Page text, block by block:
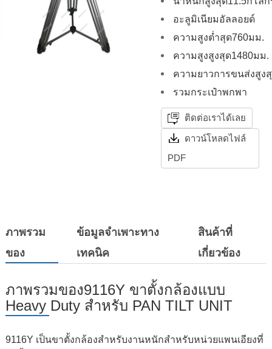
อะลูมิเนียมอัลลอยด์
ความสูงต่ำสุด760มม.
ความสูงสูงสุด1480มม.
ความยาวการขนส่งสูง
รวมกระเป๋าพกพา
ติดต่อเราได้เลย
ดาวน์โหลดไฟล์
PDF
ภาพรวม
ของ
ข้อมูลจำเพาะทาง
เทคนิค
สินค้าที่
เกี่ยวข้อง
ภาพรวมของ9116Y ขาตั้งกล้องแบบ
Heavy Duty สำหรับ PAN TILT UNIT
9116Y เป็นขาตั้งกล้องสำหรับงานหนักสำหรับหน่วยแพนเอียงที่